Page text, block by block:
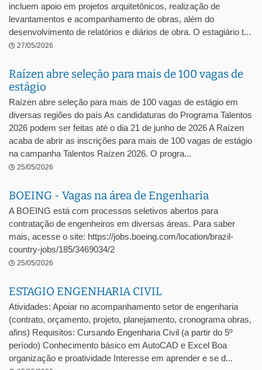
incluem apoio em projetos arquitetônicos, realização de
levantamentos e acompanhamento de obras, além do
desenvolvimento de relatórios e diários de obra. O estagiário t...
27/05/2026
Raízen abre seleção para mais de 100 vagas de
estágio
Raízen abre seleção para mais de 100 vagas de estágio em
diversas regiões do país As candidaturas do Programa Talentos
2026 podem ser feitas até o dia 21 de junho de 2026 A Raízen
acaba de abrir as inscrições para mais de 100 vagas de estágio
na campanha Talentos Raízen 2026. O progra...
25/05/2026
BOEING - Vagas na área de Engenharia
A BOEING está com processos seletivos abertos para
contratação de engenheiros em diversas áreas. Para saber
mais, acesse o site: https://jobs.boeing.com/location/brazil-
country-jobs/185/3469034/2
25/05/2026
ESTAGIO ENGENHARIA CIVIL
Atividades: Apoiar no acompanhamento setor de engenharia
(contrato, orçamento, projeto, planejamento, cronograma obras,
afins) Requisitos: Cursando Engenharia Civil (a partir do 5º
período) Conhecimento básico em AutoCAD e Excel Boa
organização e proatividade Interesse em aprender e se d...